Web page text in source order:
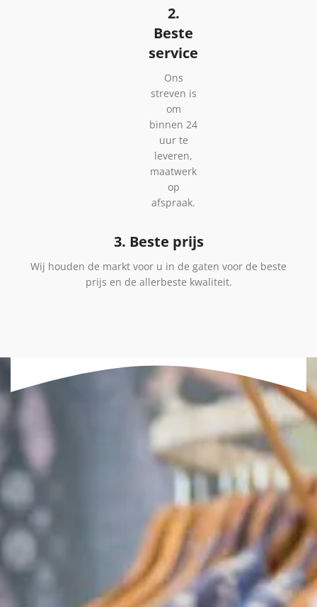
2.
Beste
service
Ons
streven is
om
binnen 24
uur te
leveren,
maatwerk
op
afspraak.
3. Beste prijs
Wij houden de markt voor u in de gaten voor de beste
prijs en de allerbeste kwaliteit.